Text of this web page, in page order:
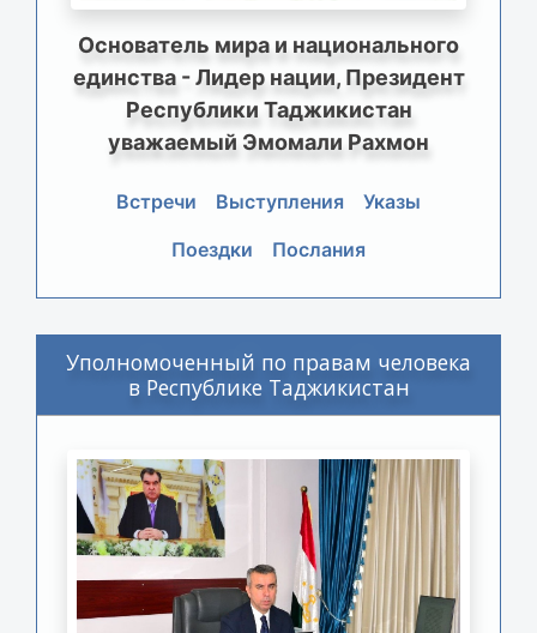
Основатель мира и национального
единства - Лидер нации, Президент
Республики Таджикистан
уважаемый Эмомали Рахмон
Встречи Выступления
Указы
Поездки
Послания
Уполномоченный по правам человека
в Республике Таджикистан